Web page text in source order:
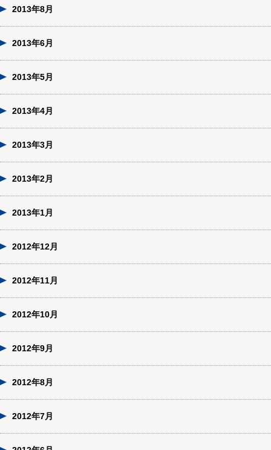
2013年8月
2013年6月
2013年5月
2013年4月
2013年3月
2013年2月
2013年1月
2012年12月
2012年11月
2012年10月
2012年9月
2012年8月
2012年7月